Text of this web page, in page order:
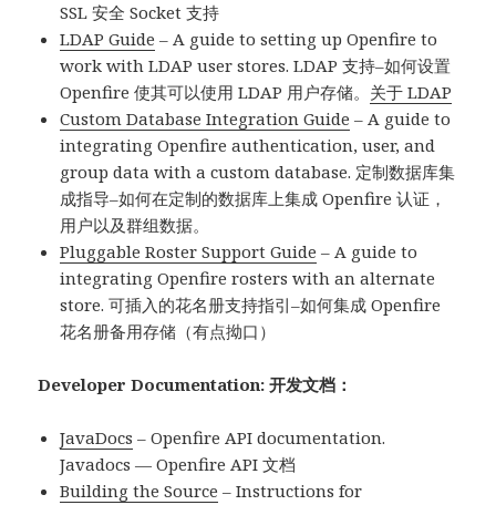
SSL 安全 Socket 支持
LDAP Guide – A guide to setting up Openfire to
work with LDAP user stores. LDAP 支持–如何设置
Openfire 使其可以使用 LDAP 用户存储。 关于 LDAP
Custom Database Integration Guide – A guide to
integrating Openfire authentication, user, and
group data with a custom database. 定制数据库集
成指导–如何在定制的数据库上集成 Openfire 认证，
用户以及群组数据。
Pluggable Roster Support Guide – A guide to
integrating Openfire rosters with an alternate
store. 可插入的花名册支持指引–如何集成 Openfire
花名册备用存储（有点拗口）
Developer Documentation: 开发文档：
JavaDocs – Openfire API documentation.
Javadocs — Openfire API 文档
Building the Source – Instructions for